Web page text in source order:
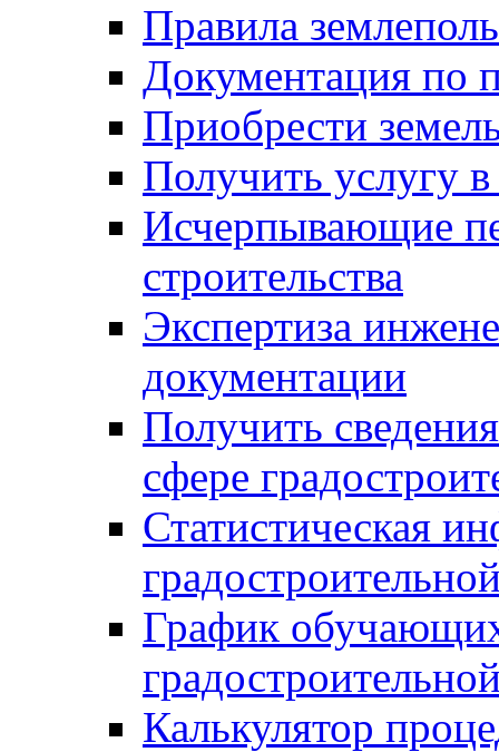
Правила
Документация по
Приобрести
Получить услугу в
Исчерпывающие
строительства
Экспертиза
документации
Получить
сфере
Статистическая
График
Калькулятор